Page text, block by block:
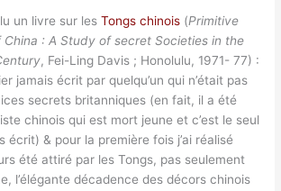
lu un livre sur lesTongs chinois (Primitive
China : A Study of secret Societies in the
, Fei-Ling Davis ; Honolulu, 1971- 77) :
jamais écrit par quelqu’un qui n’était pas
secrets britanniques (en fait, il a été
chinois qui est mort jeune et c’est le seul
écrit) & pour la première fois j’ai réalisé
été attiré par les Tongs, pas seulement
l’élégante décadence des décors chinois